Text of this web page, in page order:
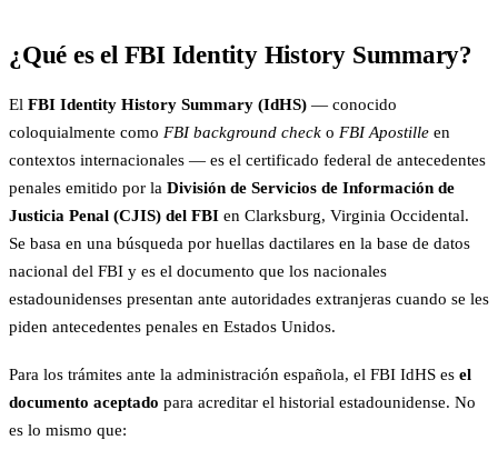
¿Qué es el FBI Identity History Summary?
El FBI Identity History Summary (IdHS) — conocido
coloquialmente como FBI background check o FBI Apostille en
contextos internacionales — es el certificado federal de antecedentes
penales emitido por la División de Servicios de Información de
Justicia Penal (CJIS) del FBI en Clarksburg, Virginia Occidental.
Se basa en una búsqueda por huellas dactilares en la base de datos
nacional del FBI y es el documento que los nacionales
estadounidenses presentan ante autoridades extranjeras cuando se les
piden antecedentes penales en Estados Unidos.
Para los trámites ante la administración española, el FBI IdHS es el
documento aceptado para acreditar el historial estadounidense. No
es lo mismo que: